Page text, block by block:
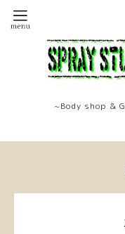
~Body shop &